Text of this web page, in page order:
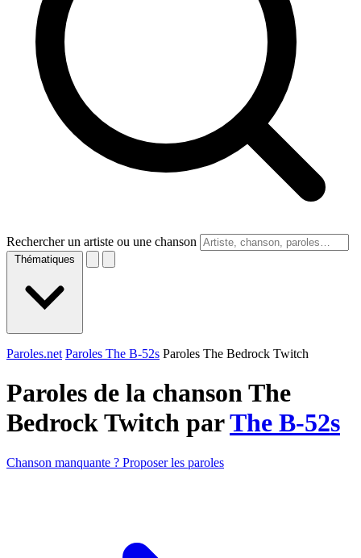
Rechercher un artiste ou une chanson
Thématiques
Paroles.net Paroles The B-52s Paroles The Bedrock Twitch
Paroles de la chanson The
Bedrock Twitch parThe B-52s
Chanson manquante ? Proposer les paroles